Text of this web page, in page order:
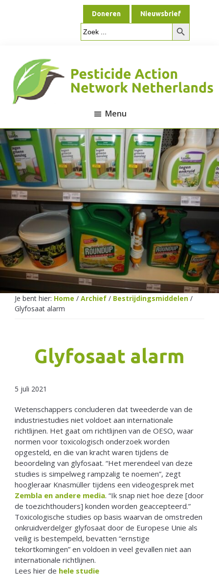
Doneren Nieuwsbrief
Zoek
naar:
Zoekknop
Pesticide
Action
Network
Netherlands
Menu
Je bent hier: Home / Archief / Bestrijdingsmiddelen /
Glyfosaat alarm
Glyfosaat alarm
5 juli 2021
Wetenschappers concluderen dat tweederde van de
industriestudies niet voldoet aan internationale
richtlijnen. Het gaat om richtlijnen van de OESO, waar
normen voor toxicologisch onderzoek worden
opgesteld, en die van kracht waren tijdens de
beoordeling van glyfosaat. “Het merendeel van deze
studies is simpelweg rampzalig te noemen”, zegt
hoogleraar Knasmüller tijdens een videogesprek met
Zembla en andere media. “Ik snap niet hoe deze [door
de toezichthouders] konden worden geaccepteerd.”
Toxicologische studies op basis waarvan de omstreden
onkruidverdelger glyfosaat door de Europese Unie als
veilig is bestempeld, bevatten “ernstige
tekortkomingen” en voldoen in veel gevallen niet aan
internationale richtlijnen.
Lees hier de hele studie